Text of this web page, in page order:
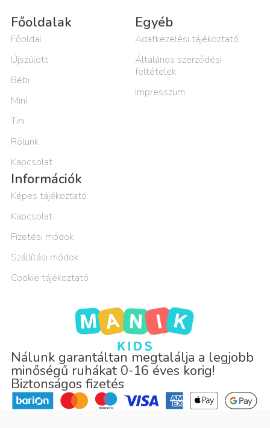
Nálunk garantáltan megtalálja a legjobb
minőségű ruhákat 0-16 éves korig!
Biztonságos fizetés
Főoldalak
Főoldal
Újszülött
Bébi
Mini
Tini
Rólunk
Kapcsolat
Egyéb
Adatkezelési tájékoztató
Általános szerződési
feltételek
Impresszum
Információk
Képes tájékoztató
Kapcsolat
Fizetési módok
Szállítási módok
Cookie tájékoztató